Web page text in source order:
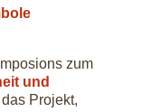
zum
und
Projekt,